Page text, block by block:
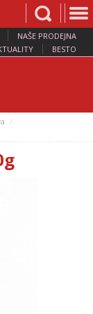
NAŠE PRODEJNA
BESTO